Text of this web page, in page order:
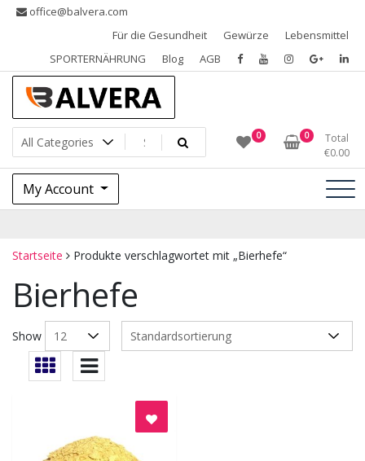
Skip
office@balvera.com
Für die Gesundheit
Gewürze
Lebensmittel
SPORTERNÄHRUNG
Blog AGB
Gewürze Balvera
Gewürze, Trockenfrüchte, Nüsse und Samen, SPORTERNÄHRUNG
0 0
Total
€0.00
My Account
Startseite Produkte verschlagwortet mit „Bierhefe“
Bierhefe
Show